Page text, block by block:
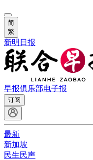
简
繁
新明日报
早报俱乐部电子报
订阅
最新
新加坡
民生民声